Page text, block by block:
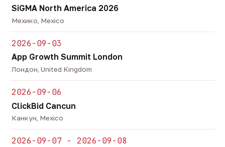
SiGMA North America 2026
Мехико, Mexico
2026-09-03
App Growth Summit London
Лондон, United Kingdom
2026-09-06
ClickBid Cancun
Канкун, Mexico
2026-09-07 - 2026-09-08